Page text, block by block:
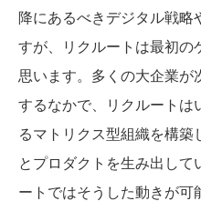
降にあるべきデジタル戦
すが、リクルートは最初の
思います。多くの大企業が
するなかで、リクルートは
るマトリクス型組織を構築
とプロダクトを生み出し
ートではそうした動きが